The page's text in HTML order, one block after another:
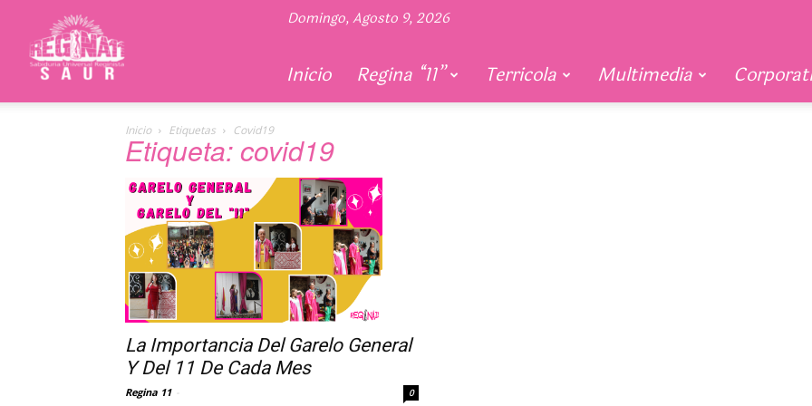
Domingo, Agosto 9, 2026
Inicio Regina “11” Terricola Multimedia
Inicio Etiquetas Covid19
Etiqueta: covid19
La Importancia Del Garelo General
Y Del 11 De Cada Mes
Regina 11 0